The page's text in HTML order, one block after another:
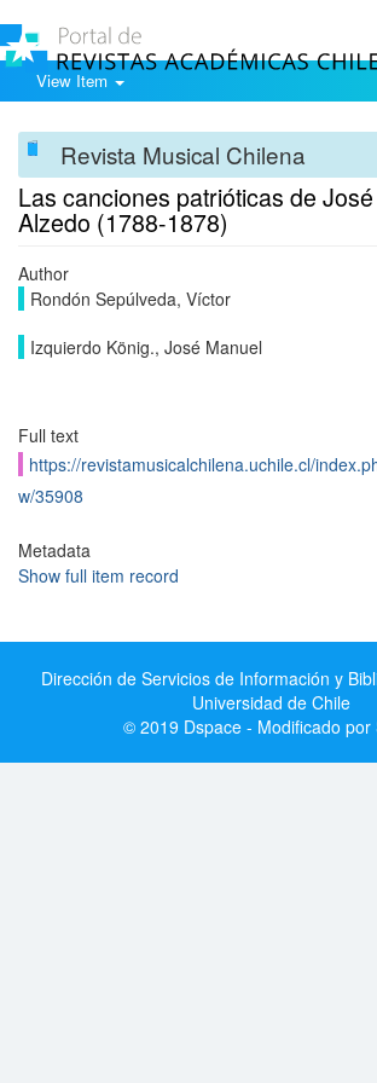
View Item
Revista Musical Chilena
Las canciones patrióticas de
Alzedo (1788-1878)
Author
Rondón Sepúlveda, Víctor
Izquierdo König., José Manuel
Full text
https://revistamusicalchilena.uchile.cl/
w/35908
Metadata
Show full item record
Dirección de Servicios de Información y
Universidad de Chile
© 2019 Dspace - Modificado por